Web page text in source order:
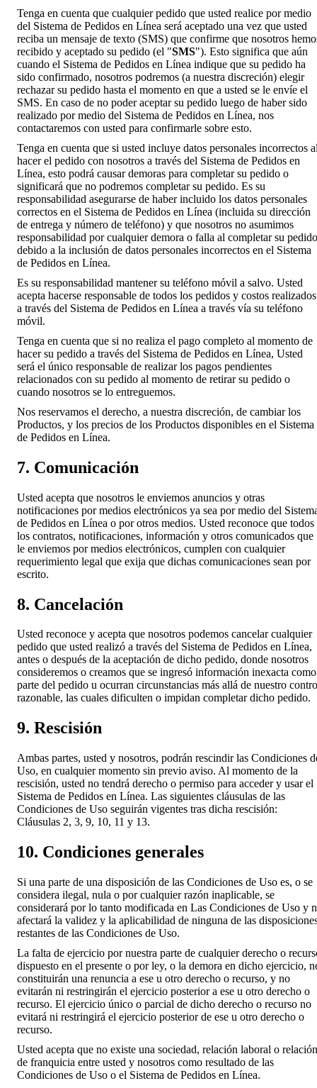
Tenga en cuenta que cualquier pedido que usted realice por medio
del Sistema de Pedidos en Línea será aceptado una vez que usted
reciba un mensaje de texto (SMS) que confirme que nosotros
recibido y aceptado su pedido (el "SMS"). Esto significa que aún
cuando el Sistema de Pedidos en Línea indique que su pedido ha
sido confirmado, nosotros podremos (a nuestra discreción) elegir
rechazar su pedido hasta el momento en que a usted se le envíe el
SMS. En caso de no poder aceptar su pedido luego de haber sido
realizado por medio del Sistema de Pedidos en Línea, nos
contactaremos con usted para confirmarle sobre esto.
Tenga en cuenta que si usted incluye datos personales incorrectos
hacer el pedido con nosotros a través del Sistema de Pedidos en
Línea, esto podrá causar demoras para completar su pedido o
significará que no podremos completar su pedido. Es su
responsabilidad asegurarse de haber incluido los datos personales
correctos en el Sistema de Pedidos en Línea (incluida su dirección
de entrega y número de teléfono) y que nosotros no asumimos
responsabilidad por cualquier demora o falla al completar su pedido
debido a la inclusión de datos personales incorrectos en el Sistema
de Pedidos en Línea.
Es su responsabilidad mantener su teléfono móvil a salvo. Usted
acepta hacerse responsable de todos los pedidos y costos realizados
a través del Sistema de Pedidos en Línea a través vía su teléfono
móvil.
Tenga en cuenta que si no realiza el pago completo al momento de
hacer su pedido a través del Sistema de Pedidos en Línea, Usted
será el único responsable de realizar los pagos pendientes
relacionados con su pedido al momento de retirar su pedido o
cuando nosotros se lo entreguemos.
Nos reservamos el derecho, a nuestra discreción, de cambiar los
Productos, y los precios de los Productos disponibles en el Sistema
de Pedidos en Línea.
7. Comunicación
Usted acepta que nosotros le enviemos anuncios y otras
notificaciones por medios electrónicos ya sea por medio del
de Pedidos en Línea o por otros medios. Usted reconoce que todos
los contratos, notificaciones, información y otros comunicados que
le enviemos por medios electrónicos, cumplen con cualquier
requerimiento legal que exija que dichas comunicaciones sean por
escrito.
8. Cancelación
Usted reconoce y acepta que nosotros podemos cancelar cualquier
pedido que usted realizó a través del Sistema de Pedidos en Línea,
antes o después de la aceptación de dicho pedido, donde nosotros
consideremos o creamos que se ingresó información inexacta como
parte del pedido u ocurran circunstancias más allá de nuestro
razonable, las cuales dificulten o impidan completar dicho pedido.
9. Rescisión
Ambas partes, usted y nosotros, podrán rescindir las Condiciones
Uso, en cualquier momento sin previo aviso. Al momento de la
rescisión, usted no tendrá derecho o permiso para acceder y usar el
Sistema de Pedidos en Línea. Las siguientes cláusulas de las
Condiciones de Uso seguirán vigentes tras dicha rescisión:
Cláusulas 2, 3, 9, 10, 11 y 13.
10. Condiciones generales
Si una parte de una disposición de las Condiciones de Uso es, o se
considera ilegal, nula o por cualquier razón inaplicable, se
considerará por lo tanto modificada en Las Condiciones de Uso y
afectará la validez y la aplicabilidad de ninguna de las
restantes de las Condiciones de Uso.
La falta de ejercicio por nuestra parte de cualquier derecho o
dispuesto en el presente o por ley, o la demora en dicho ejercicio,
constituirán una renuncia a ese u otro derecho o recurso, y no
evitarán ni restringirán el ejercicio posterior a ese u otro derecho o
recurso. El ejercicio único o parcial de dicho derecho o recurso no
evitará ni restringirá el ejercicio posterior de ese u otro derecho o
recurso.
Usted acepta que no existe una sociedad, relación laboral o relación
de franquicia entre usted y nosotros como resultado de las
Condiciones de Uso o el Sistema de Pedidos en Línea.